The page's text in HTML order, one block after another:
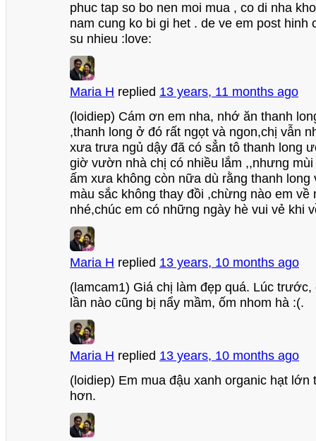
phuc tap so bo nen moi mua , co di nha
nam cung ko bi gi het . de ve em post hinh
su nhieu :love:
Maria H replied 13 years, 11 months ago
(loidiep) Cám ơn em nha, nhớ ăn thanh
,thanh long ở đó rất ngọt và ngon,chị vẫn
xưa trưa ngủ dậy đã có sẳn tô thanh long
giờ vườn nhà chị có nhiều lắm ,,nhưng
ấm xưa không còn nữa dù rằng thanh long
màu sắc không thay đồi ,chừng nào em về
nhé,chúc em có những ngày hè vui vẻ khi
Maria H replied 13 years, 10 months ago
(lamcam1) Giá chị làm đẹp quá. Lúc
lần nào cũng bị nẩy mầm, ốm nhom hà :(.
Maria H replied 13 years, 10 months ago
(loidiep) Em mua đậu xanh organic hạt lớn
hơn.